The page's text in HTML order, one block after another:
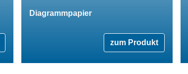
Diagrammpapier
zum Produkt